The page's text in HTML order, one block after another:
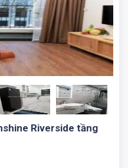
Riverside tầng